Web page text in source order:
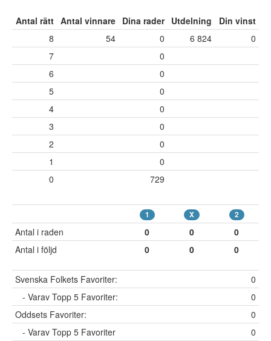
Antal rätt Antal vinnare Dina rader Utdelning
Din vinst
8
54 0 6 824
0
7
0
6
0
5
0
4
0
3
0
2
0
1
0
0
729
1 X 2
Antal i raden 0 0
0
Antal i följd
0 0 0
Svenska Folkets Favoriter:
0
- Varav Topp 5 Favoriter:
0
Oddsets Favoriter:
0
- Varav Topp 5 Favoriter
0